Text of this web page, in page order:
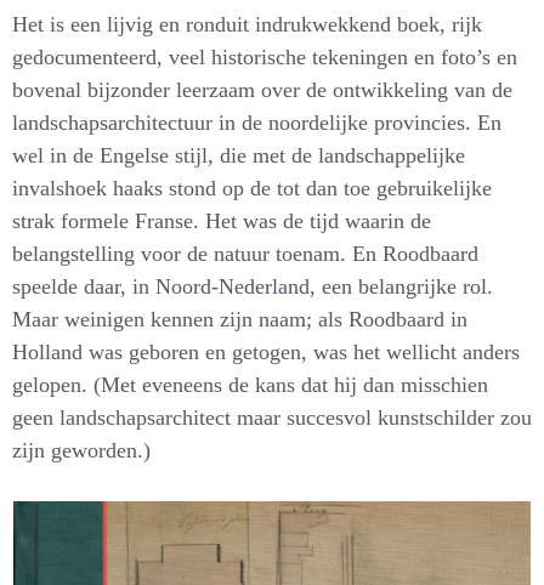
Het is een lijvig en ronduit indrukwekkend boek, rijk
gedocumenteerd, veel historische tekeningen en foto’s en
bovenal bijzonder leerzaam over de ontwikkeling van de
landschapsarchitectuur in de noordelijke provincies. En
wel in de Engelse stijl, die met de landschappelijke
invalshoek haaks stond op de tot dan toe gebruikelijke
strak formele Franse. Het was de tijd waarin de
belangstelling voor de natuur toenam. En Roodbaard
speelde daar, in Noord-Nederland, een belangrijke rol.
Maar weinigen kennen zijn naam; als Roodbaard in
Holland was geboren en getogen, was het wellicht anders
gelopen. (Met eveneens de kans dat hij dan misschien
geen landschapsarchitect maar succesvol kunstschilder zou
zijn geworden.)